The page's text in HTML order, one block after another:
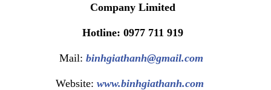
Company Limited
Hotline: 0977 711 919
Mail:binhgiathanh@gmail.com
Website:www.binhgiathanh.com